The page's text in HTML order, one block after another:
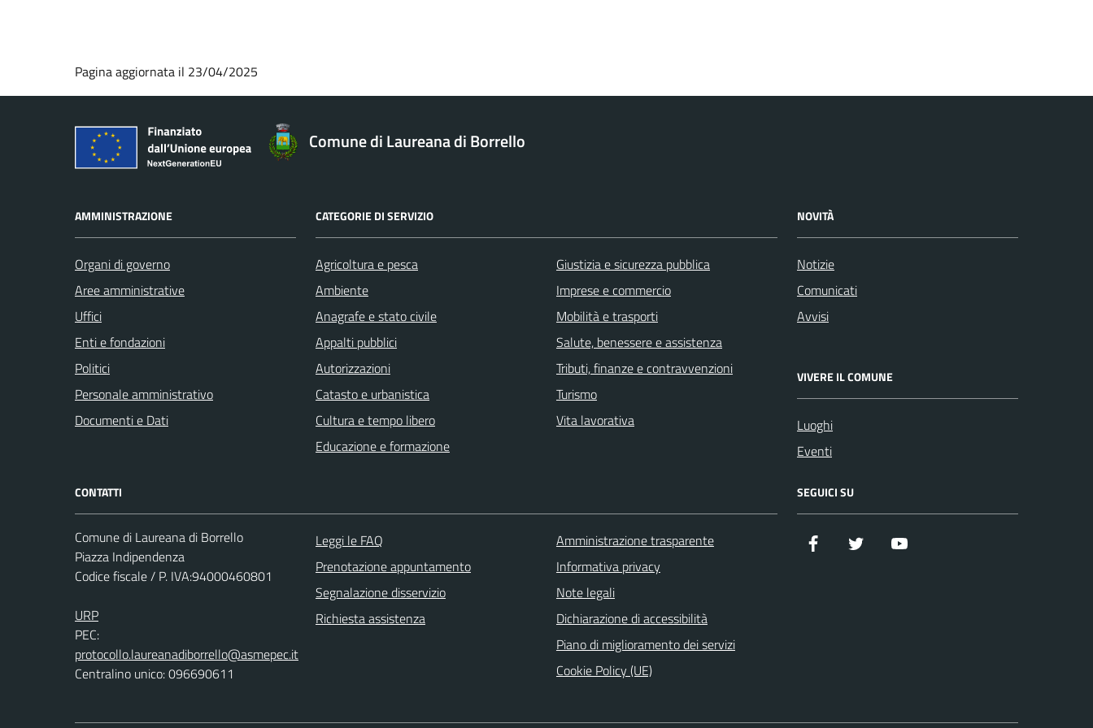
Pagina aggiornata il 23/04/2025
Comune di Laureana di Borrello
AMMINISTRAZIONE
Organi di governo
Aree amministrative
Uffici
Enti e fondazioni
Politici
Personale amministrativo
Documenti e Dati
CATEGORIE DI SERVIZIO
Agricoltura e pesca
Ambiente
Anagrafe e stato civile
Appalti pubblici
Autorizzazioni
Catasto e urbanistica
Cultura e tempo libero
Educazione e formazione
Giustizia e sicurezza pubblica
Imprese e commercio
Mobilità e trasporti
Salute, benessere e assistenza
Tributi, finanze e contravvenzioni
Turismo
Vita lavorativa
NOVITÀ
Notizie
Comunicati
Avvisi
VIVERE IL COMUNE
Luoghi
Eventi
CONTATTI
Comune di Laureana di Borrello
Piazza Indipendenza
Codice fiscale / P. IVA:94000460801
URP
PEC:
protocollo.laureanadiborrello@asmepec.it
Centralino unico: 096690611
Leggi le FAQ
Prenotazione appuntamento
Segnalazione disservizio
Richiesta assistenza
Amministrazione trasparente
Informativa privacy
Note legali
Dichiarazione di accessibilità
Piano di miglioramento dei servizi
Cookie Policy (UE)
SEGUICI SU
Facebook Twitter